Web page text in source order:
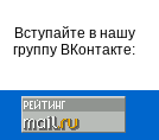
Вступайте в нашу
группу ВКонтакте: